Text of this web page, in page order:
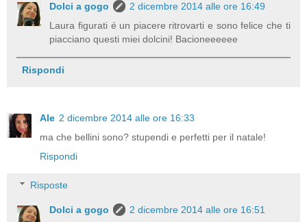
Dolci a gogo
2 dicembre 2014 alle ore 16:49
Laura figurati é un piacere ritrovarti e sono felice che ti
piacciano questi miei dolcini! Bacioneeeeee
Rispondi
Ale 2 dicembre 2014 alle ore 16:33
ma che bellini sono? stupendi e perfetti per il natale!
Rispondi
Risposte
Dolci a gogo
2 dicembre 2014 alle ore 16:51